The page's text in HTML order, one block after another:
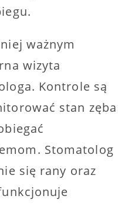
ważnym
wizyta
Kontrole są
stan zęba
Stomatolog
się rany oraz